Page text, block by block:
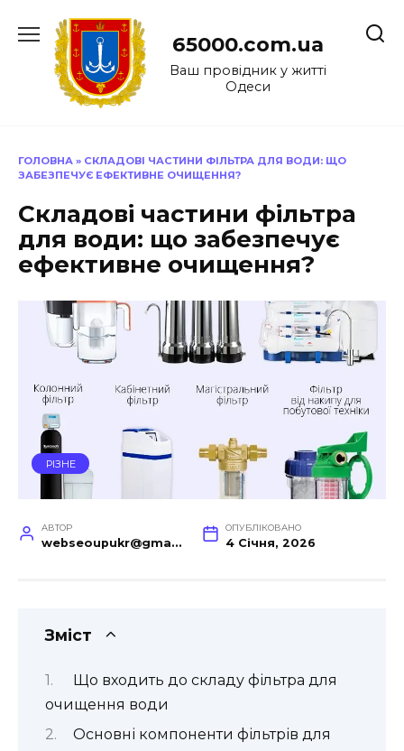
до
65000.com.ua
Ваш провідник у житті
Одеси
ГОЛОВНА » СКЛАДОВІ ЧАСТИНИ ФІЛЬТРА ДЛЯ ВОДИ: ЩО
ЗАБЕЗПЕЧУЄ ЕФЕКТИВНЕ ОЧИЩЕННЯ?
Складові частини фільтра
для води: що забезпечує
ефективне очищення?
РІЗНЕ
АВТОР
webseoupukr@gmail.com
ОПУБЛІКОВАНО
4 Січня, 2026
Зміст
Що входить до складу фільтра для
очищення води
Основні компоненти фільтрів для